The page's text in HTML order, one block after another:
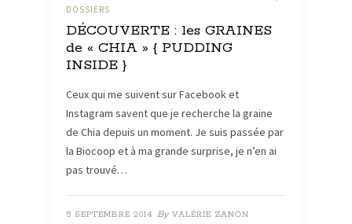
DOSSIERS
DÉCOUVERTE : les GRAINES
de « CHIA » { PUDDING
INSIDE }
Ceux qui me suivent sur Facebook et
Instagram savent que je recherche la graine
de Chia depuis un moment. Je suis passée par
la Biocoop et à ma grande surprise, je n’en ai
pas trouvé…
5 SEPTEMBRE 2014 By VALÉRIE ZANON